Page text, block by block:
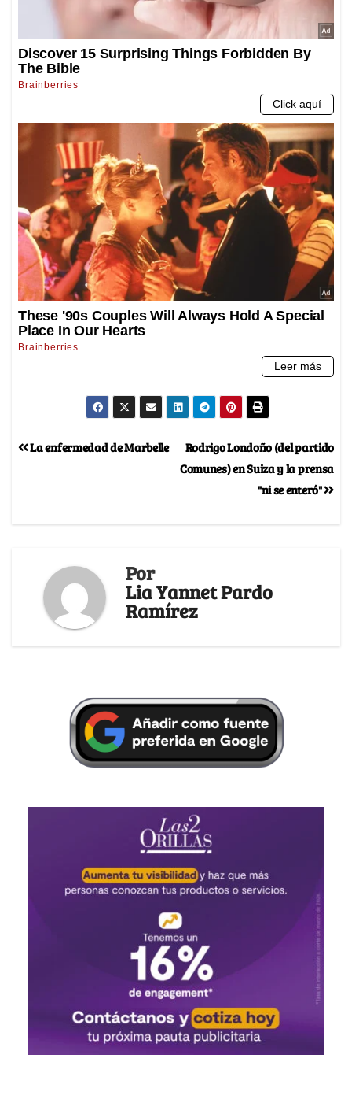
Rodrigo Londoño (del partido
Comunes) en Suiza y la prensa
"ni se enteró"
La enfermedad de Marbelle
Por
Lia Yannet Pardo
Ramírez